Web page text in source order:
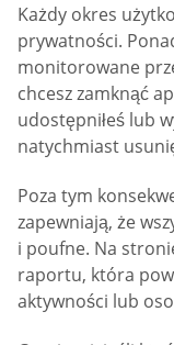
Każdy okres
prywatności.
monitorowane
chcesz zamknąć
udostępniłeś lub
natychmiast
Poza tym
zapewniają, że
i poufne. Na
raportu, która
aktywności lub